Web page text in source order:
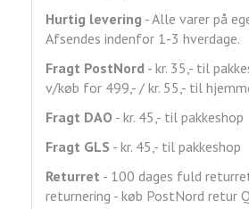
Hurtig levering - Alle varer på
Afsendes indenfor 1-3 hverdage.
Fragt PostNord - kr. 35,- til
v/køb for 499,- / kr. 55,- til
Fragt DAO - kr. 45,- til pakkeshop
Fragt GLS - kr. 45,- til pakkeshop
Returret - 100 dages fuld
returnering - køb PostNord retur